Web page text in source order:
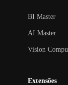
BI Master
AI Master
Vision
Extensões